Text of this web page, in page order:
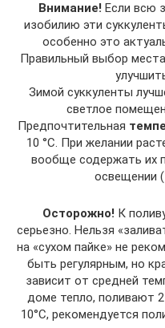
Внимание! Если всю
изобилию эти
особенно это
Правильный выбор
Зимой суккуленты
светлое
Предпочтительная
10 °C. При желании
вообще содержать их
освещении
Осторожно! К
серьезно. Нельзя
на «сухом пайке» не
быть регулярным, но
зависит от средней
доме тепло, поливают
10°C, рекомендуется